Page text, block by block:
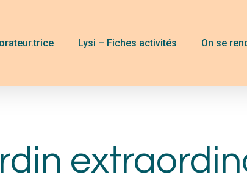
Lysi – Fiches activités On se